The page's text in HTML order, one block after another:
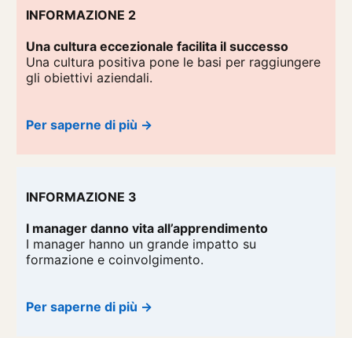
INFORMAZIONE 2
Una cultura eccezionale facilita il successo
Una cultura positiva pone le basi per raggiungere
gli obiettivi aziendali.
Per saperne di più →
INFORMAZIONE 3
I manager danno vita all’apprendimento
I manager hanno un grande impatto su
formazione e coinvolgimento.
Per saperne di più →